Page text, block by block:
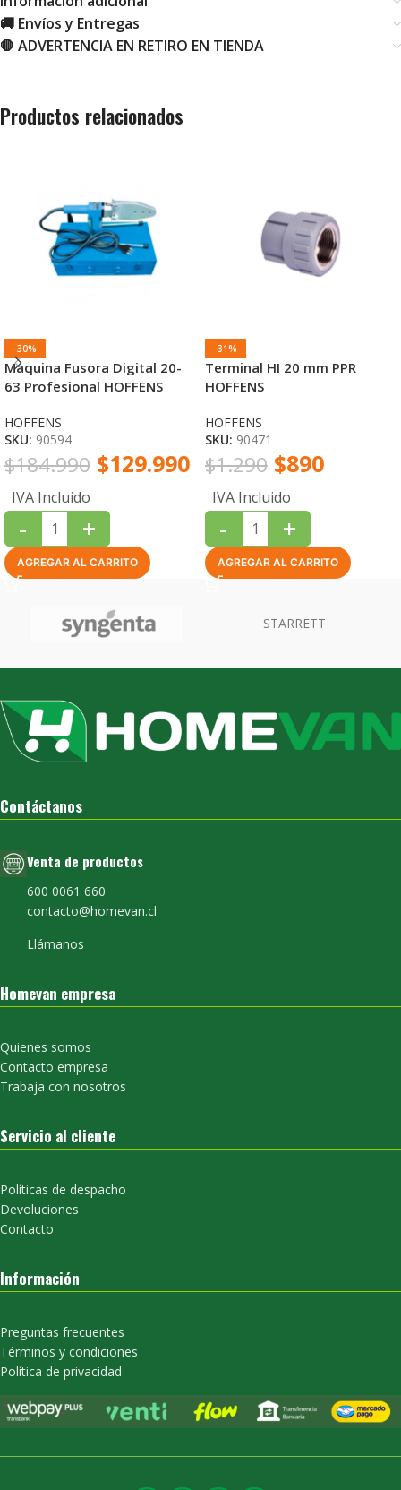
🚚 Envíos y Entregas
🛑 ADVERTENCIA EN RETIRO EN TIENDA
Productos relacionados
-30%
Maquina Fusora Digital 20-
63 Profesional HOFFENS
HOFFENS
SKU: 90594
$184.990 $129.990
IVA Incluido
- +
AGREGAR AL CARRITO
-31%
Terminal HI 20 mm PPR
HOFFENS
HOFFENS
SKU: 90471
$1.290 $890
IVA Incluido
- +
AGREGAR AL CARRITO
Contáctanos
Venta de productos
600 0061 660
contacto@homevan.cl
Llámanos
Homevan empresa
Quienes somos
Contacto empresa
Trabaja con nosotros
Servicio al cliente
Políticas de despacho
Devoluciones
Contacto
Información
Preguntas frecuentes
Términos y condiciones
Política de privacidad